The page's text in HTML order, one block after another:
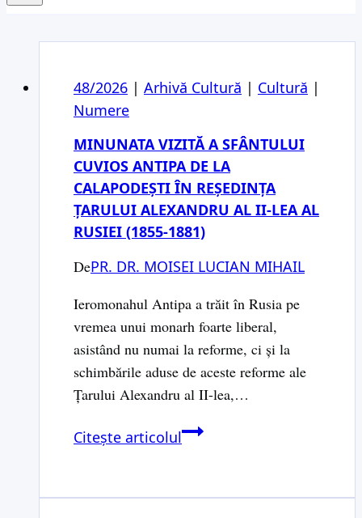
48/2026 | Arhivă Cultură | Cultură |
Numere
MINUNATA VIZITĂ A SFÂNTULUI
CUVIOS ANTIPA DE LA
CALAPODEȘTI ÎN REȘEDINȚA
ȚARULUI ALEXANDRU AL II-LEA AL
RUSIEI (1855-1881)
DePR. DR. MOISEI LUCIAN MIHAIL
Ieromonahul Antipa a trăit în Rusia pe
vremea unui monarh foarte liberal,
asistând nu numai la reforme, ci și la
schimbările aduse de aceste reforme ale
Țarului Alexandru al II-lea,…
Citește articolulMinunata
Sfântului